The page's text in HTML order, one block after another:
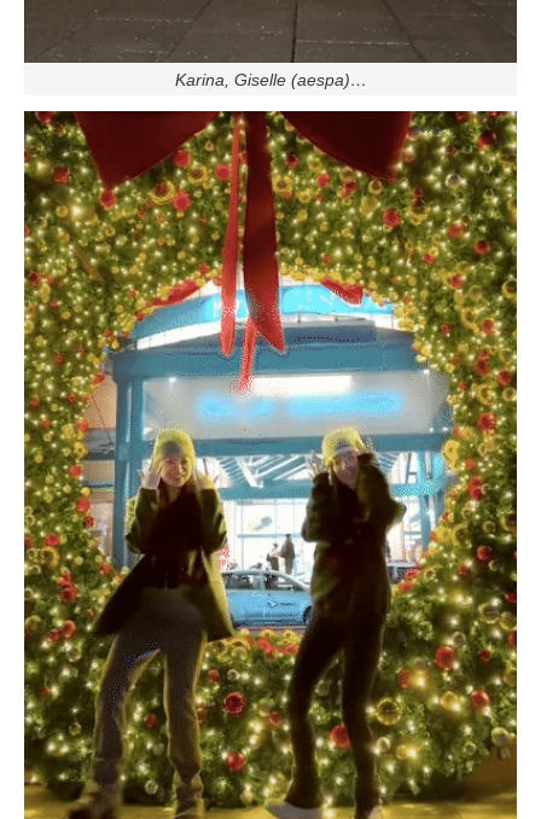
Karina, Giselle (aespa)…